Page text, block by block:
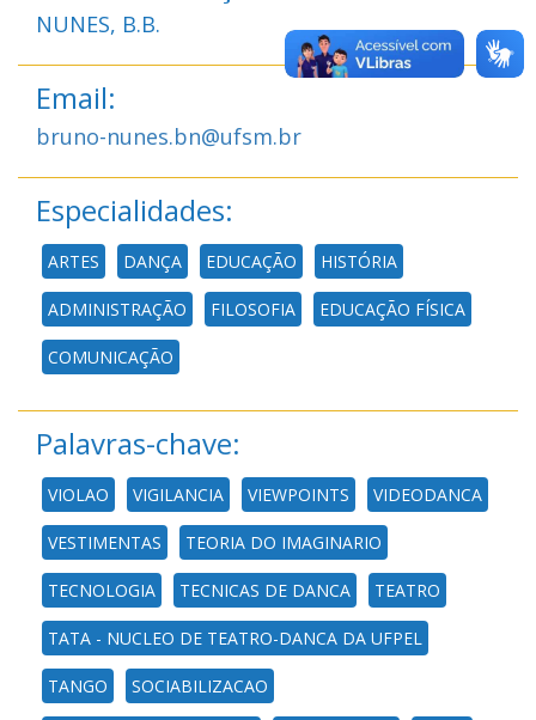
NUNES, B.B.
Email:
bruno-nunes.bn@ufsm.br
Especialidades:
ARTES DANÇA EDUCAÇÃO HISTÓRIA
ADMINISTRAÇÃO FILOSOFIA EDUCAÇÃO FÍSICA
COMUNICAÇÃO
Palavras-chave:
VIOLAO VIGILANCIA VIEWPOINTS VIDEODANCA
VESTIMENTAS TEORIA DO IMAGINARIO
TECNOLOGIA TECNICAS DE DANCA TEATRO
TATA - NUCLEO DE TEATRO-DANCA DA UFPEL
TANGO SOCIABILIZACAO